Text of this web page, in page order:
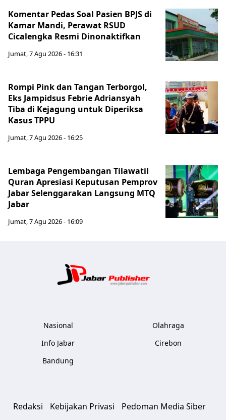
Komentar Pedas Soal Pasien BPJS di
Kamar Mandi, Perawat RSUD
Cicalengka Resmi Dinonaktifkan
Jumat, 7 Agu 2026 - 16:31
Rompi Pink dan Tangan Terborgol,
Eks Jampidsus Febrie Adriansyah
Tiba di Kejagung untuk Diperiksa
Kasus TPPU
Jumat, 7 Agu 2026 - 16:25
Lembaga Pengembangan Tilawatil
Quran Apresiasi Keputusan Pemprov
Jabar Selenggarakan Langsung MTQ
Jabar
Jumat, 7 Agu 2026 - 16:09
Nasional
Info Jabar
Bandung
Olahraga
Cirebon
Redaksi Kebijakan Privasi
Pedoman Media Siber